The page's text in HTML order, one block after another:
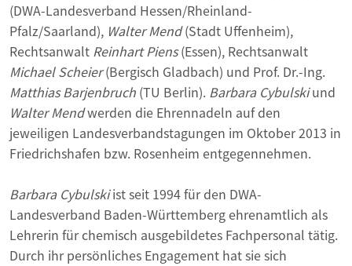
(DWA-Landesverband Hessen/Rheinland-
Pfalz/Saarland), Walter Mend(Stadt Uffenheim),
Rechtsanwalt Reinhart Piens(Essen), Rechtsanwalt
Michael Scheier(Bergisch Gladbach) und Prof. Dr.-Ing.
Matthias Barjenbruch (TU Berlin). Barbara Cybulskiund
Walter Mendwerden die Ehrennadeln auf den
jeweiligen Landesverbandstagungen im Oktober 2013 in
Friedrichshafen bzw. Rosenheim entgegennehmen.
Barbara Cybulskiist seit 1994 für den DWA-
Landesverband Baden-Württemberg ehrenamtlich als
Lehrerin für chemisch ausgebildetes Fachpersonal tätig.
Durch ihr persönliches Engagement hat sie sich